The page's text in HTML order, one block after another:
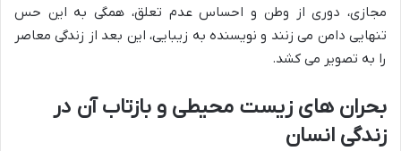
مجازی، دوری از وطن و احساس عدم تعلق، همگی به این حس
تنهایی دامن می زنند و نویسنده به زیبایی، این بعد از زندگی معاصر
را به تصویر می کشد.
بحران های زیست محیطی و بازتاب آن در
زندگی انسان